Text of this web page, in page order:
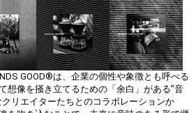
GOOD®は、企業の個性や象徴とも呼べる
想像を掻き立てるための「余白」がある”音
リエイターたちとのコラボレーションか